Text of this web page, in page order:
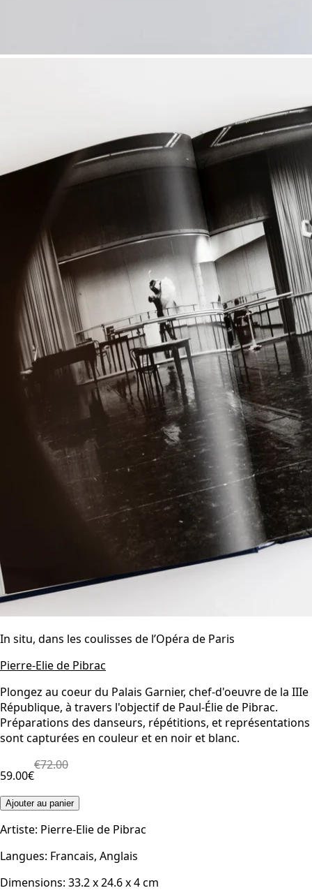
In situ, dans les coulisses de l’Opéra de Paris
Pierre-Elie de Pibrac
Plongez au coeur du Palais Garnier, chef-d'oeuvre de la IIIe
République, à travers l'objectif de Paul-Élie de Pibrac.
Préparations des danseurs, répétitions, et représentations
sont capturées en couleur et en noir et blanc.
59.00€
€72.00
Ajouter au panier
Artiste: Pierre-Elie de Pibrac
Langues: Francais, Anglais
Dimensions: 33.2 x 24.6 x 4cm